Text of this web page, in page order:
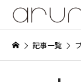
記事一覧